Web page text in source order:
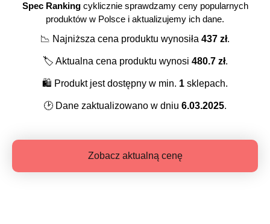
Spec Rankingcyklicznie sprawdzamy ceny popularnych
produktów w Polsce i aktualizujemy ich dane.
📉 Najniższa cena produktu wynosiła 437 zł.
🏷️ Aktualna cena produktu wynosi 480.7zł.
🛍️ Produkt jest dostępny w min. 1 sklepach.
🕑 Dane zaktualizowano w dniu 6.03.2025.
Zobacz aktualną cenę